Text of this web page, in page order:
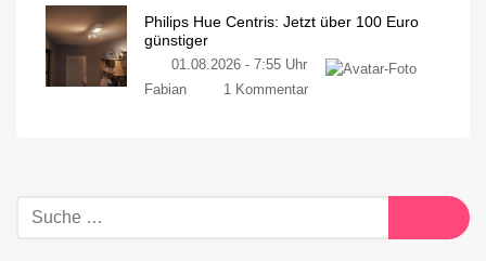
Philips Hue Centris: Jetzt über 100 Euro
günstiger
01.08.2026 - 7:55 Uhr
Fabian
1 Kommentar